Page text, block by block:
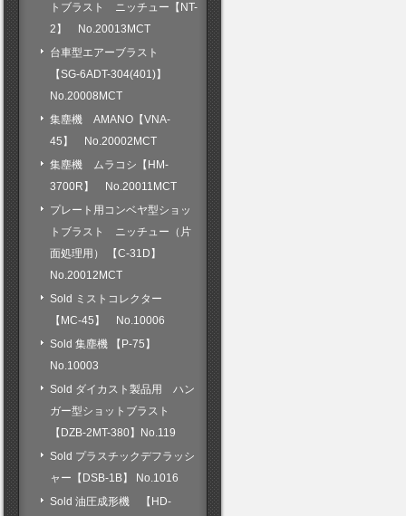
トブラスト ニッチュー【NT-
2】 No.20013MCT
台車型エアーブラスト
【SG-6ADT-304(401)】
No.20008MCT
集塵機 AMANO【VNA-
45】 No.20002MCT
集塵機 ムラコシ【HM-
3700R】 No.20011MCT
プレート用コンベヤ型ショッ
トブラスト ニッチュー（片
面処理用） 【C-31D】
No.20012MCT
Sold ミストコレクター
【MC-45】 No.10006
Sold 集塵機 【P-75】
No.10003
Sold ダイカスト製品用 ハン
ガー型ショットブラスト
【DZB-2MT-380】No.119
Sold プラスチックデフラッシ
ャー【DSB-1B】 No.1016
Sold 油圧成形機 【HD-